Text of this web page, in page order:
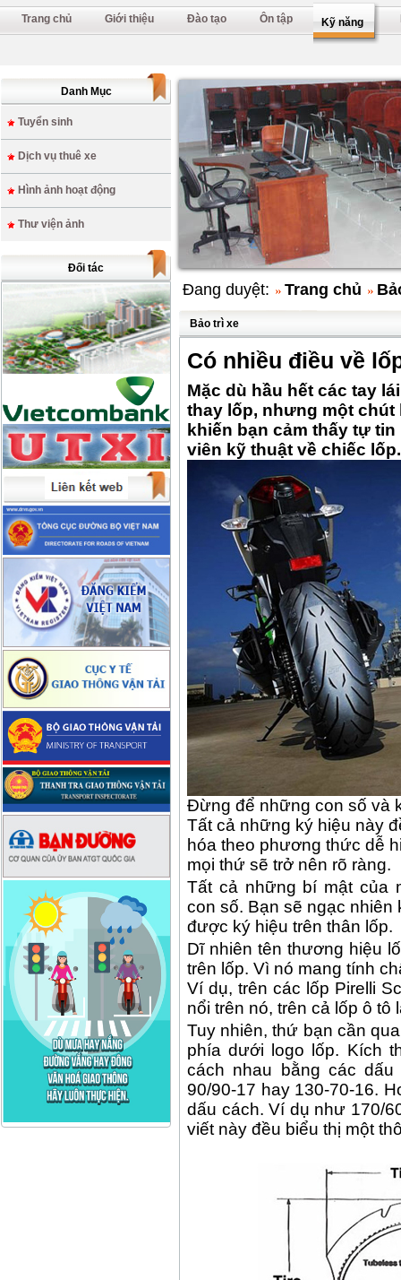
Trang chủ Giới thiệu Đào tạo Ôn tập Kỹ năng
Danh Mục
Tuyển sinh
Dịch vụ thuê xe
Hình ảnh hoạt động
Thư viện ảnh
Đối tác
Đang duyệt: Trang chủ
Bảo trì xe
Có nhiều điều về
Mặc dù hầu hết các tay
thay lốp, nhưng một
khiến bạn cảm thấy tự
viên kỹ thuật về chiếc lốp.
Đừng để những con số và
Tất cả những ký hiệu này
hóa theo phương thức dễ
mọi thứ sẽ trở nên rõ ràng.
Tất cả những bí mật của
con số. Bạn sẽ ngạc nhiên
được ký hiệu trên thân lốp.
Dĩ nhiên tên thương hiệu
trên lốp. Vì nó mang tính
Ví dụ, trên các lốp Pirelli
nổi trên nó, trên cả lốp ô tô
Tuy nhiên, thứ bạn cần
phía dưới logo lốp. Kích
cách nhau bằng các
90/90-17 hay 130-70-16.
dấu cách. Ví dụ như 170/
viết này đều biểu thị một